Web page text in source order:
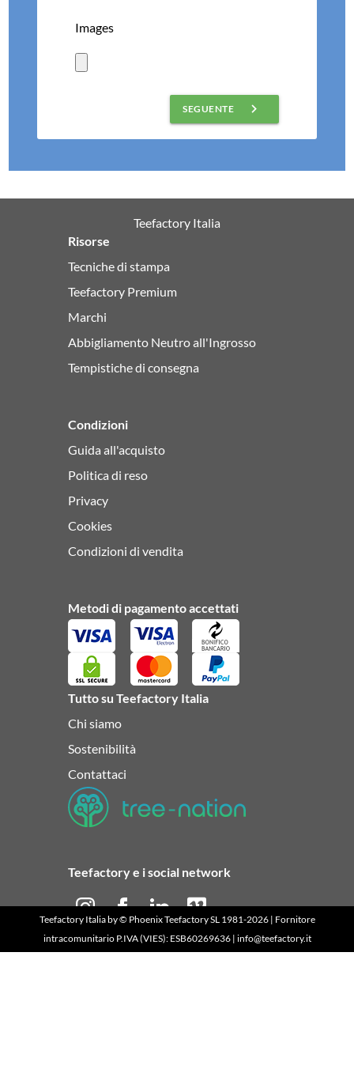
Images
keyboard_arrow_right
SEGUENTE
Teefactory Italia
Risorse
Tecniche di stampa
Teefactory Premium
Marchi
Abbigliamento Neutro all'Ingrosso
Tempistiche di consegna
Condizioni
Guida all'acquisto
Politica di reso
Privacy
Cookies
Condizioni di vendita
Metodi di pagamento accettati
Tutto su Teefactory Italia
Chi siamo
Sostenibilità
Contattaci
Teefactory e i social network
Teefactory Italiaby © Phoenix Teefactory SL1981-2026 | Fornitore
intracomunitario P.IVA (VIES): ESB60269636 | info@teefactory.it